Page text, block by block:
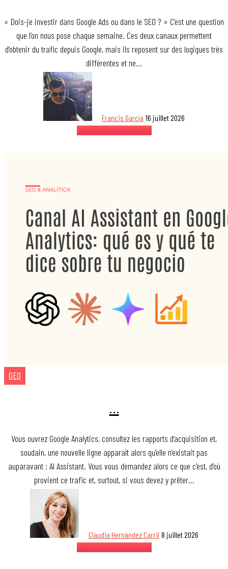
« Dois-je investir dans Google Ads ou dans le SEO ? » C’est une question
que l’on nous pose chaque semaine. Ces deux canaux permettent
d’obtenir du trafic depuis Google, mais ils reposent sur des logiques très
différentes et ne…
Francis García 16 juillet 2026
Je veux en savoir plus
GEO
…
Vous ouvrez Google Analytics, consultez les rapports d’acquisition et,
soudain, une nouvelle ligne apparaît alors qu’elle n’existait pas
auparavant : AI Assistant. Vous vous demandez alors ce que c’est, d’où
provient ce trafic et, surtout, si vous devez y prêter…
Claudia Hernández Carril 8 juillet 2026
Je veux en savoir plus